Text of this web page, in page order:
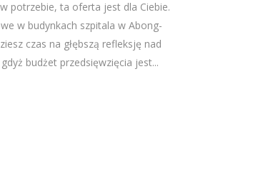
potrzebie, ta oferta jest dla Ciebie.
w budynkach szpitala w Abong-
czas na głębszą refleksję nad
budżet przedsięwzięcia jest...